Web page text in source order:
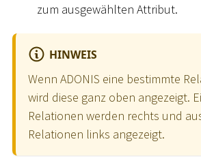
zum ausgewählten Attribut.
HINWEIS
Wenn ADONIS eine bestimmte
wird diese ganz oben angezeigt.
Relationen werden rechts und
Relationen links angezeigt.